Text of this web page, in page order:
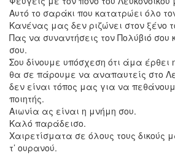
Αυτό το σαράκι που κατατρώει όλο
Κανένας μας δεν ριζώνει στον ξένο
Πας να συναντήσεις τον Πολύβιό σου
σου.
Σου δίνουμε υπόσχεση ότι άμα
θα σε πάρουμε να αναπαυτείς στο
δεν είναι τόπος μας για να
ποιητής.
Αιωνία ας είναι η μνήμη σου.
Καλό παράδεισο.
Χαιρετίσματα σε όλους τους δικούς
τ’ ουρανού.